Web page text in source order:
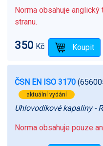
Norma obsahuje
stranu.
350 Kč
ČSN EN ISO 3170
aktuální vydání
Uhlovodíkové kapaliny -
Norma obsahuje pouze